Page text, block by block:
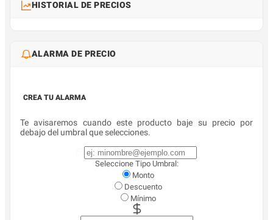
HISTORIAL DE PRECIOS
ALARMA DE PRECIO
CREA TU ALARMA
Te avisaremos cuando este producto baje su precio por
debajo del umbral que selecciones.
Seleccione Tipo Umbral:
Monto
Descuento
Mínimo